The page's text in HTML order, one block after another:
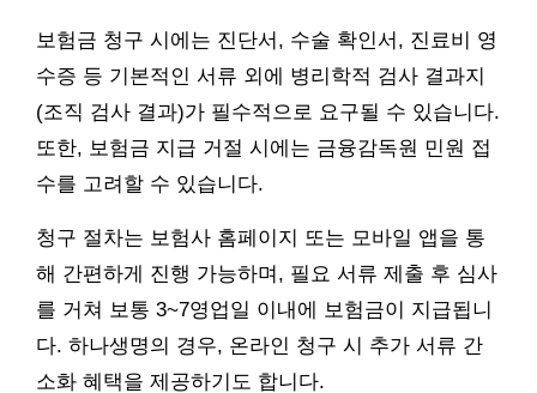
보험금 청구 시에는 진단서, 수술 확인서, 진료비 영
수증 등 기본적인 서류 외에 병리학적 검사 결과지
(조직 검사 결과)가 필수적으로 요구될 수 있습니다.
또한, 보험금 지급 거절 시에는 금융감독원 민원 접
수를 고려할 수 있습니다.
청구 절차는 보험사 홈페이지 또는 모바일 앱을 통
해 간편하게 진행 가능하며, 필요 서류 제출 후 심사
를 거쳐 보통 3~7영업일 이내에 보험금이 지급됩니
다. 하나생명의 경우, 온라인 청구 시 추가 서류 간
소화 혜택을 제공하기도 합니다.